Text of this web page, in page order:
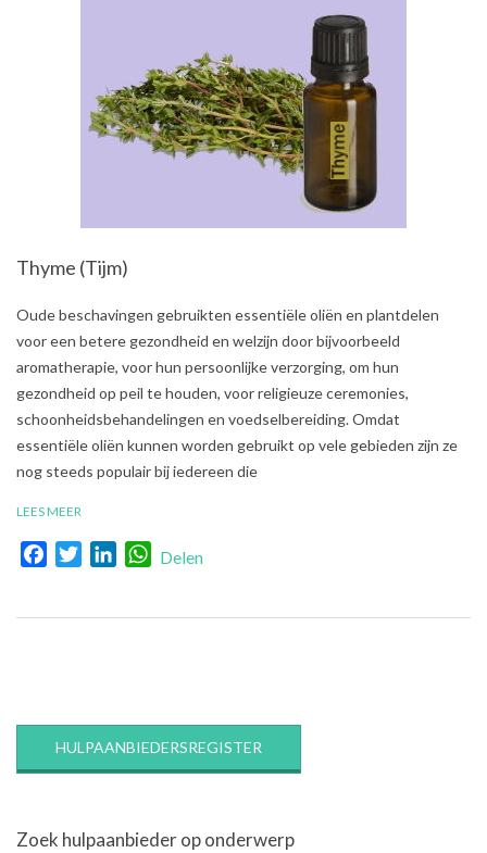
Thyme (Tijm)
2021-
Oude beschavingen gebruikten essentiële oliën en plantdelen
voor een betere gezondheid en welzijn door bijvoorbeeld
aromatherapie, voor hun persoonlijke verzorging, om hun
gezondheid op peil te houden, voor religieuze ceremonies,
schoonheidsbehandelingen en voedselbereiding. Omdat
essentiële oliën kunnen worden gebruikt op vele gebieden zijn ze
nog steeds populair bij iedereen die
LEES MEER
FacebookTwitterLinkedInWhatsApp
Delen
HULPAANBIEDERSREGISTER
Zoek hulpaanbieder op onderwerp